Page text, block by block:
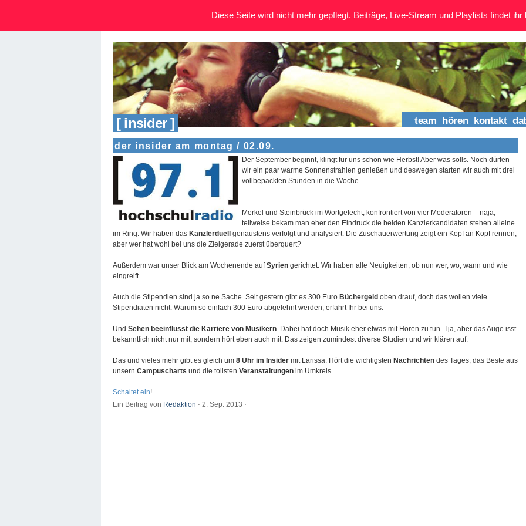
[ insider ] team hören kontakt
der insider am montag / 02.09.
Der September beginnt, klingt für uns schon wie Herbst! Aber was solls. Noch dürfen
wir ein paar warme Sonnenstrahlen genießen und deswegen starten wir auch mit drei
vollbepackten Stunden in die Woche.
Merkel und Steinbrück im Wortgefecht, konfrontiert von vier Moderatoren – naja,
teilweise bekam man eher den Eindruck die beiden Kanzlerkandidaten stehen alleine
im Ring. Wir haben das Kanzlerduell genaustens verfolgt und analysiert. Die Zuschauerwertung zeigt ein Kopf an Kopf rennen,
aber wer hat wohl bei uns die Zielgerade zuerst überquert?
Außerdem war unser Blick am Wochenende aufSyrien gerichtet. Wir haben alle Neuigkeiten, ob nun wer, wo, wann und wie
eingreift.
Auch die Stipendien sind ja so ne Sache. Seit gestern gibt es 300 Euro Büchergeld oben drauf, doch das wollen viele
Stipendiaten nicht. Warum so einfach 300 Euro abgelehnt werden, erfahrt Ihr bei uns.
Und Sehen beeinflusst die Karriere von Musikern. Dabei hat doch Musik eher etwas mit Hören zu tun. Tja, aber das Auge isst
bekanntlich nicht nur mit, sondern hört eben auch mit. Das zeigen zumindest diverse Studien und wir klären auf.
Das und vieles mehr gibt es gleich um 8 Uhr im Insider mit Larissa. Hört die wichtigsten Nachrichten des Tages, das Beste aus
unsern Campuscharts und die tollsten Veranstaltungen im Umkreis.
Schaltet ein!
Ein Beitrag von Redaktion ⋅ 2. Sep. 2013 ⋅
Diese Seite wird nicht mehr gepflegt. Beiträge, Live-Stream und Playlists findet ihr